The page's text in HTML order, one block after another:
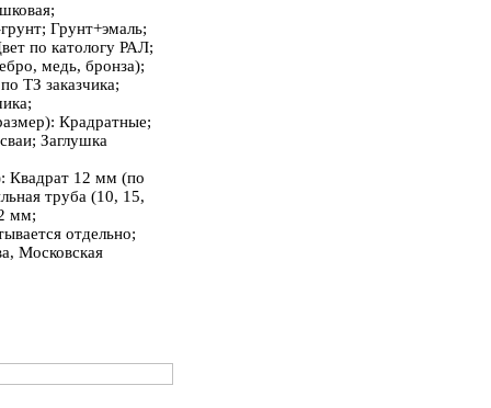
Грунт+эмаль;
по катологу РАЛ;
медь, бронза);
ТЗ заказчика;
Крадратные;
Заглушка
: Квадрат 12 мм (по
труба (10, 15,
мм;
отдельно;
Московская